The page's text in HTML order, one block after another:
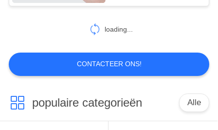
loading...
CONTACTEER ONS!
populaire categorieën Alle